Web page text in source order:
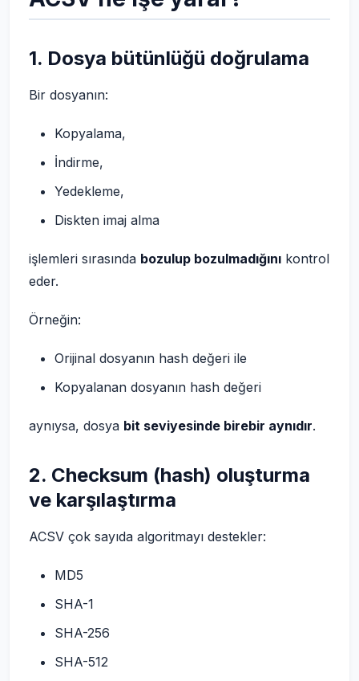
1. Dosya bütünlüğü doğrulama
Bir dosyanın:
Kopyalama,
İndirme,
Yedekleme,
Diskten imaj alma
işlemleri sırasında bozulup bozulmadığını kontrol
eder.
Örneğin:
Orijinal dosyanın hash değeri ile
Kopyalanan dosyanın hash değeri
aynıysa, dosya bit seviyesinde birebir aynıdır.
2. Checksum (hash) oluşturma
ve karşılaştırma
ACSV çok sayıda algoritmayı destekler:
MD5
SHA-1
SHA-256
SHA-512